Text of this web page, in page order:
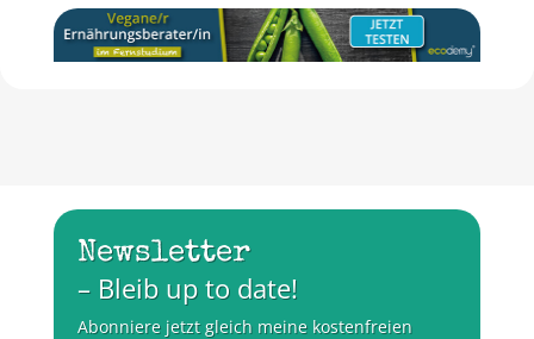
Newsletter
– Bleib up to date!
Abonniere jetzt gleich meine kostenfreien